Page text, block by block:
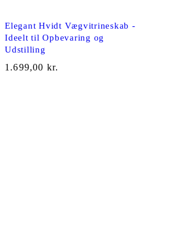
Elegant Hvidt Vægvitrineskab -
Ideelt til Opbevaring og
Udstilling
1.699,00 kr.